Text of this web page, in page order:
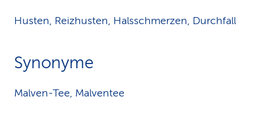
Husten, Reizhusten, Halsschmerzen, Durchfall
Synonyme
Malven-Tee, Malventee